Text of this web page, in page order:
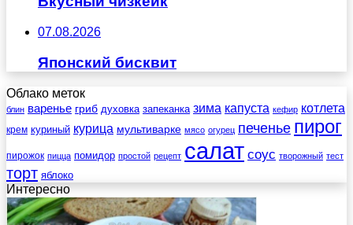
07.08.2026
Японский бисквит
Облако меток
блин варенье гриб духовка запеканка зима капуста кефир котлета
крем куриный курица мультиварке мясо огурец печенье пирог
пирожок пицца помидор простой рецепт салат соус творожный тест
торт яблоко
Интересно